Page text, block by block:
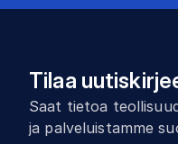
Tilaa
Saat tietoa
ja palveluistamme